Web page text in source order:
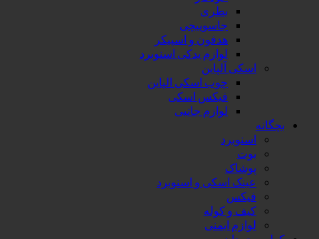
بطری
جاسوییچی
هدفون و اسپیکر
لوازم یدکی اسنوبرد
اسکی آلپاین
چوب اسکی الپاین
فیکس اسکی
لوازم جانبی
بچگانه
اسنوبرد
بوت
پوشاک
عینک اسکی و اسنوبرد
فیکس
کیف و کوله
لوازم ایمنی